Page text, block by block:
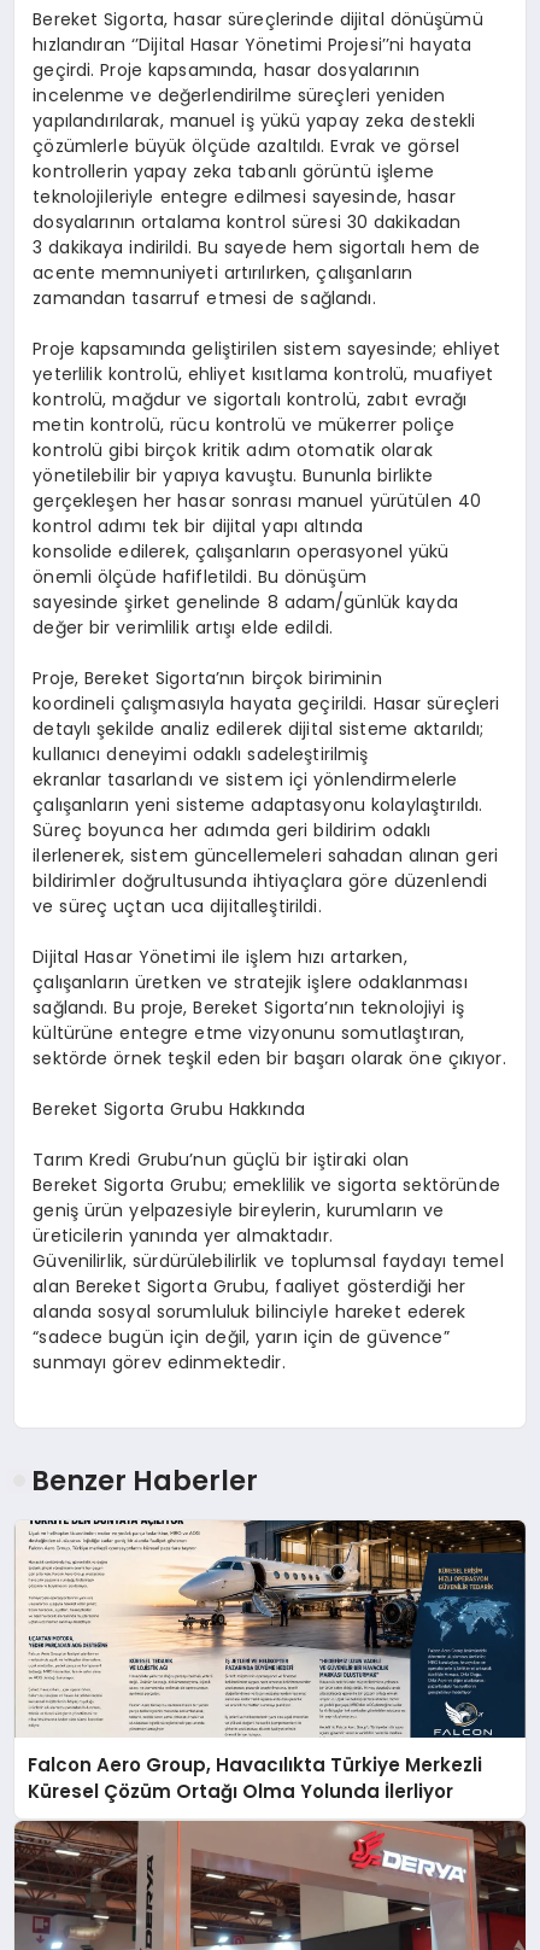
Bereket Sigorta, hasar süreçlerinde dijital dönüşümü
hızlandıran ‘’Dijital Hasar Yönetimi Projesi’’ni hayata
geçirdi. Proje kapsamında, hasar dosyalarının
incelenme ve değerlendirilme süreçleri yeniden
yapılandırılarak, manuel iş yükü yapay zeka destekli
çözümlerle büyük ölçüde azaltıldı. Evrak ve görsel
kontrollerin yapay zeka tabanlı görüntü işleme
teknolojileriyle entegre edilmesi sayesinde, hasar
dosyalarının ortalama kontrol süresi 30 dakikadan
3 dakikaya indirildi. Bu sayede hem sigortalı hem de
acente memnuniyeti artırılırken, çalışanların
zamandan tasarruf etmesi de sağlandı.
Proje kapsamında geliştirilen sistem sayesinde; ehliyet
yeterlilik kontrolü, ehliyet kısıtlama kontrolü, muafiyet
kontrolü, mağdur ve sigortalı kontrolü, zabıt evrağı
metin kontrolü, rücu kontrolü ve mükerrer poliçe
kontrolü gibi birçok kritik adım otomatik olarak
yönetilebilir bir yapıya kavuştu. Bununla birlikte
gerçekleşen her hasar sonrası manuel yürütülen 40
kontrol adımı tek bir dijital yapı altında
konsolide edilerek, çalışanların operasyonel yükü
önemli ölçüde hafifletildi. Bu dönüşüm
sayesinde şirket genelinde 8 adam/günlük kayda
değer bir verimlilik artışı elde edildi.
Proje, Bereket Sigorta’nın birçok biriminin
koordineli çalışmasıyla hayata geçirildi. Hasar süreçleri
detaylı şekilde analiz edilerek dijital sisteme aktarıldı;
kullanıcı deneyimi odaklı sadeleştirilmiş
ekranlar tasarlandı ve sistem içi yönlendirmelerle
çalışanların yeni sisteme adaptasyonu kolaylaştırıldı.
Süreç boyunca her adımda geri bildirim odaklı
ilerlenerek, sistem güncellemeleri sahadan alınan geri
bildirimler doğrultusunda ihtiyaçlara göre düzenlendi
ve süreç uçtan uca dijitalleştirildi.
Dijital Hasar Yönetimi ile işlem hızı artarken,
çalışanların üretken ve stratejik işlere odaklanması
sağlandı. Bu proje, Bereket Sigorta’nın teknolojiyi iş
kültürüne entegre etme vizyonunu somutlaştıran,
sektörde örnek teşkil eden bir başarı olarak öne çıkıyor.
Bereket Sigorta Grubu Hakkında
Tarım Kredi Grubu’nun güçlü bir iştiraki olan
Bereket Sigorta Grubu; emeklilik ve sigorta sektöründe
geniş ürün yelpazesiyle bireylerin, kurumların ve
üreticilerin yanında yer almaktadır.
Güvenilirlik, sürdürülebilirlik ve toplumsal faydayı temel
alan Bereket Sigorta Grubu, faaliyet gösterdiği her
alanda sosyal sorumluluk bilinciyle hareket ederek
“sadece bugün için değil, yarın için de güvence”
sunmayı görev edinmektedir.
Benzer Haberler
Falcon Aero Group, Havacılıkta Türkiye Merkezli
Küresel Çözüm Ortağı Olma Yolunda İlerliyor